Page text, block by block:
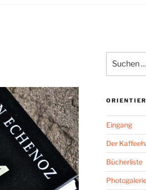
nach:
Eingang
Der
Bücherliste